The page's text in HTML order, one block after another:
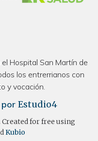
Hospital San Martín de
los entrerrianos con
y vocación.
por Estudio4
for free using
Kubio